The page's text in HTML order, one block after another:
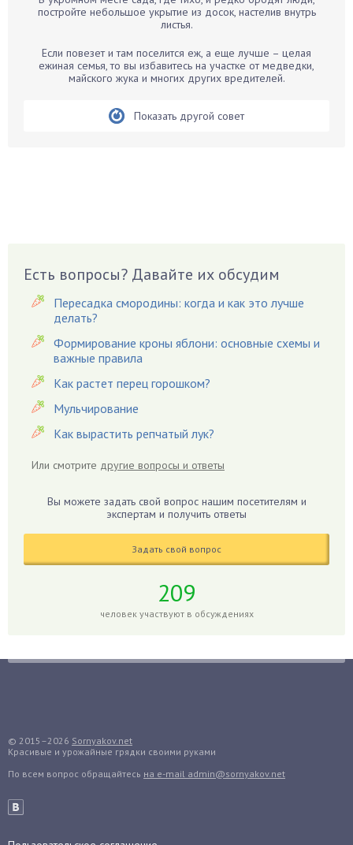
Бархатцы
Белые грибы
Бирючина
Вишня
Вредители
Гардения
Гацания
Гвоздики
Георгины
Герань
Гиацинт
Гиппеаструм
Годжи
Голубика
Гуава
Гузмания
Дайкон
постройте небольшое укрытие из досок, настелив внутрь
листья.
Если повезет и там поселится еж, а еще лучше – целая
ежиная семья, то вы избавитесь на участке от медведки,
майского жука и многих других вредителей.
Показать другой совет
Есть вопросы? Давайте их обсудим
Пересадка смородины: когда и как это лучше
делать?
Формирование кроны яблони: основные схемы и
важные правила
Как растет перец горошком?
Мульчирование
Как вырастить репчатый лук?
Или смотрите другие вопросы и ответы
Вы можете задать свой вопрос нашим посетителям и
экспертам и получить ответы
Задать свой вопрос
209
человек участвуют в обсуждениях
© 2015–2026 Sornyakov.net
Красивые и урожайные грядки своими руками
По всем вопрос обращайтесь на e-mail admin@sornyakov.net